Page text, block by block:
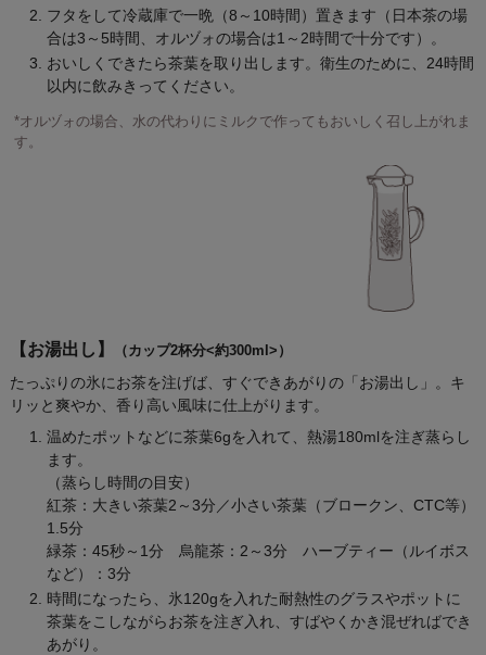
フタをして冷蔵庫で一晩（8～10時間）置きます（日本茶の場
合は3～5時間、オルヅォの場合は1～2時間で十分です）。
おいしくできたら茶葉を取り出します。衛生のために、24時間
以内に飲みきってください。
*オルヅォの場合、水の代わりにミルクで作ってもおいしく召し上がれま
す。
【お湯出し】 （カップ2杯分<約300ml>）
たっぷりの氷にお茶を注げば、すぐできあがりの「お湯出し」。キ
リッと爽やか、香り高い風味に仕上がります。
温めたポットなどに茶葉6gを入れて、熱湯180mlを注ぎ蒸らし
ます。
（蒸らし時間の目安）
紅茶：大きい茶葉2～3分／小さい茶葉（ブロークン、CTC等）
1.5分
緑茶：45秒～1分 烏龍茶：2～3分 ハーブティー（ルイボス
など）：3分
時間になったら、氷120gを入れた耐熱性のグラスやポットに
茶葉をこしながらお茶を注ぎ入れ、すばやくかき混ぜればでき
あがり。